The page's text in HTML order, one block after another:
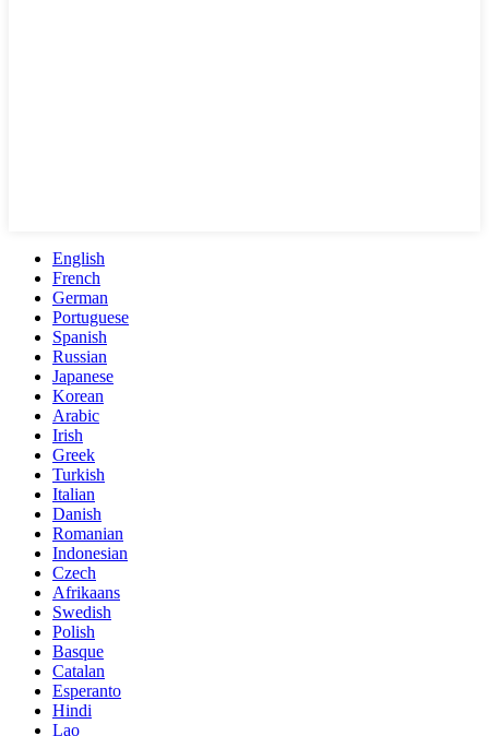
English
French
German
Portuguese
Spanish
Russian
Japanese
Korean
Arabic
Irish
Greek
Turkish
Italian
Danish
Romanian
Indonesian
Czech
Afrikaans
Swedish
Polish
Basque
Catalan
Esperanto
Hindi
Lao